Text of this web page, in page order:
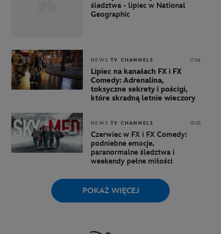
śledztwa - lipiec w National
Geographic
NEWS TV CHANNELS 17.06
Lipiec na kanałach FX i FX
Comedy: Adrenalina,
toksyczne sekrety i pościgi,
które skradną letnie wieczory
NEWS TV CHANNELS 15.05
Czerwiec w FX i FX Comedy:
podniebne emocje,
paranormalne śledztwa i
weekendy pełne miłości
POKAŻ WIĘCEJ